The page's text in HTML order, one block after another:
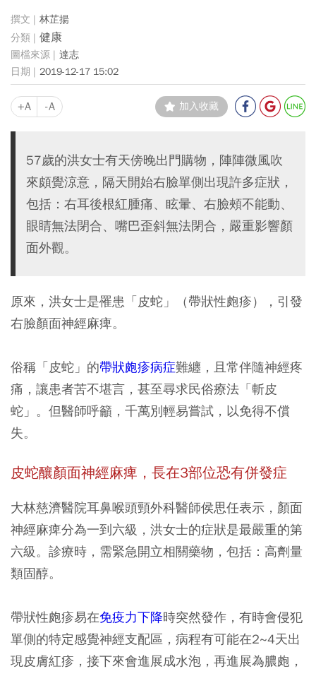
林芷揚
健康
達志
2019-12-17 15:02
+A -A 加入收藏
57歲的洪女士有天傍晚出門購物，陣陣微風吹
來頗覺涼意，隔天開始右臉單側出現許多症狀，
包括：右耳後根紅腫痛、眩暈、右臉頰不能動、
眼睛無法閉合、嘴巴歪斜無法閉合，嚴重影響顏
面外觀。
原來，洪女士是罹患「皮蛇」（帶狀性皰疹），引發
右臉顏面神經麻痺。
俗稱「皮蛇」的帶狀皰疹病症難纏，且常伴隨神經疼
痛，讓患者苦不堪言，甚至尋求民俗療法「斬皮
蛇」。但醫師呼籲，千萬別輕易嘗試，以免得不償
失。
皮蛇釀顏面神經麻痺，長在3部位恐有併發症
大林慈濟醫院耳鼻喉頭頸外科醫師侯思任表示，顏面
神經麻痺分為一到六級，洪女士的症狀是最嚴重的第
六級。診療時，需緊急開立相關藥物，包括：高劑量
類固醇。
帶狀性皰疹易在免疫力下降時突然發作，有時會侵犯
單側的特定感覺神經支配區，病程有可能在2~4天出
現皮膚紅疹，接下來會進展成水泡，再進展為膿皰，